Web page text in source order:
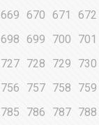
669 670 671 672
698 699 700 701
727 728 729 730
756 757 758 759
785 786 787 788